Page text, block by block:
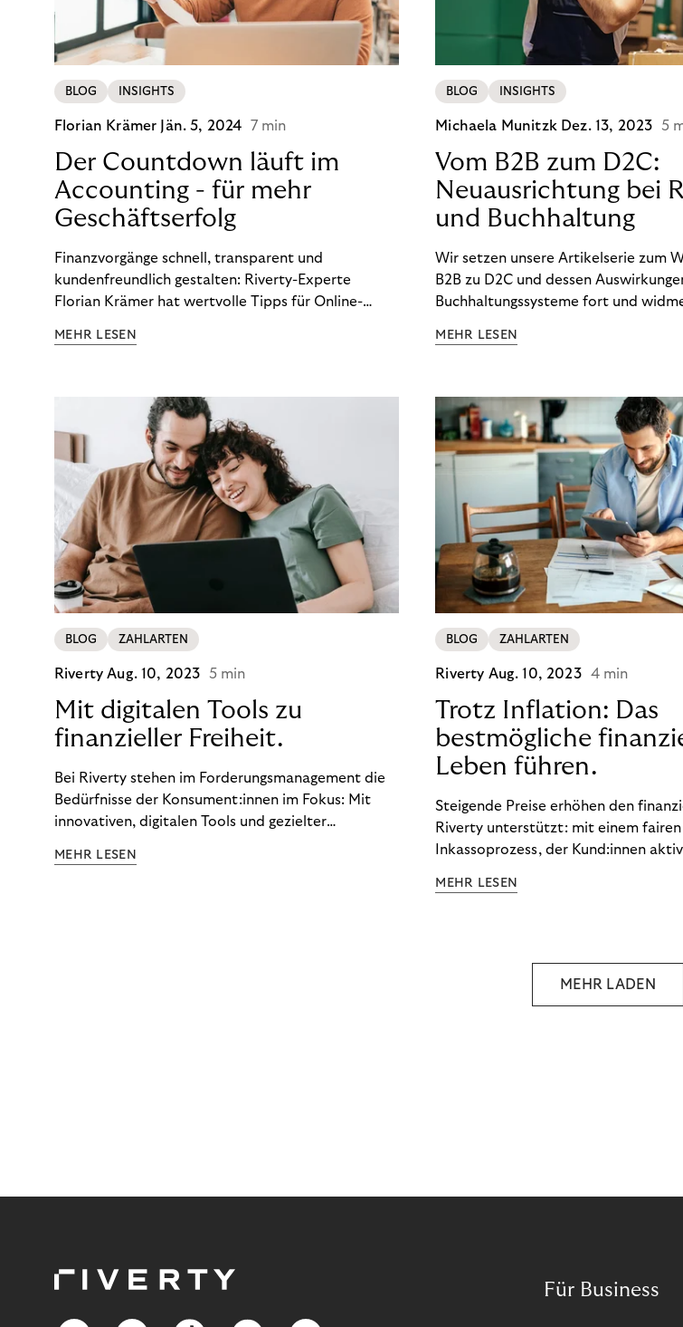
BLOG INSIGHTS
Florian Krämer Jän. 5, 2024 7 min
Der Countdown läuft im
Accounting - für mehr
Geschäftserfolg
Finanzvorgänge schnell, transparent und
kundenfreundlich gestalten: Riverty-Experte
Florian Krämer hat wertvolle Tipps für Online-
möchten.
MEHR LESEN
BLOG INSIGHTS
Michaela Munitzk Dez. 13, 2023 5
Vom B2B zum D2C:
Neuausrichtung bei
und Buchhaltung
Wir setzen unsere Artikelserie zum
B2B zu D2C und dessen
Buchhaltungssysteme fort und
im D2C-Bereich.
MEHR LESEN
BLOG ZAHLARTEN
RivertyAug. 10, 2023 5 min
Mit digitalen Tools zu
finanzieller Freiheit.
Bei Riverty stehen im Forderungsmanagement die
Bedürfnisse der Konsument:innen im Fokus: Mit
innovativen, digitalen Tools und gezielter
ein Leben in finanzieller Freiheit zu führen. So
MEHR LESEN
BLOG ZAHLARTEN
Riverty Aug. 10, 2023 4 min
Trotz Inflation: Das
bestmögliche
Leben führen.
Steigende Preise erhöhen den
Riverty unterstützt: mit einem fairen
Inkassoprozess, der Kund:innen
Finanzbildung ermöglicht. So bleiben
MEHR LESEN
MEHR LADEN
Für Business